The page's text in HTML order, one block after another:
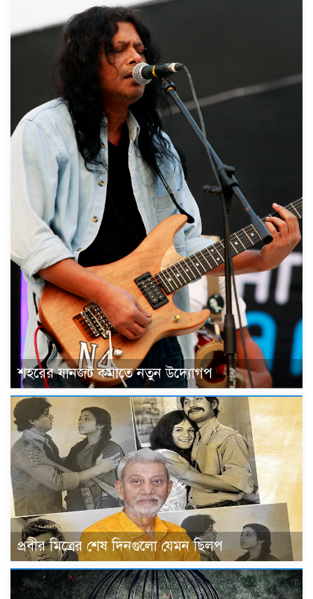
শহরের যানজট কমাতে নতুন উদ্যোগপ
প্রবীর মিত্রের শেষ দিনগুলো যেমন ছিলপ